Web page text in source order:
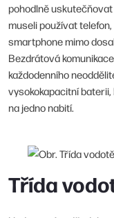
pohodlně
museli používat
smartphone mimo
Bezdrátová
každodenního
vysokokapacitní
na jedno nabití.
Třída